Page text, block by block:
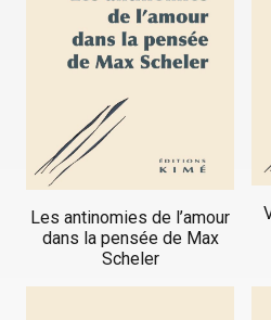
Les antinomies de l’amour
dans la pensée de Max
Scheler